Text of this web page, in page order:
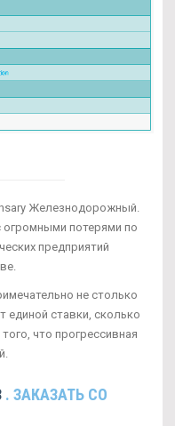
Железнодорожный.
огромными потерями по
предприятий
не столько
единой ставки, сколько
что прогрессивная
. ЗАКАЗАТЬ СО